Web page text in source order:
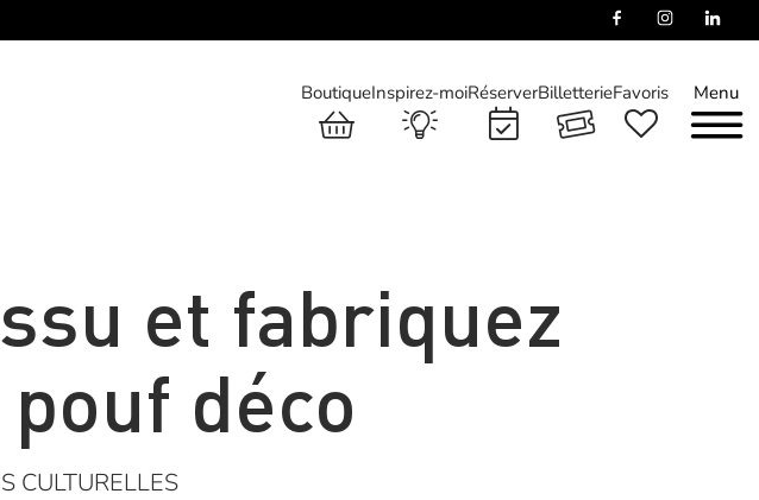
Menu
BoutiqueInspirez-moiRéserverBilletterieFavoris
et fabriquez
déco
CULTURELLES